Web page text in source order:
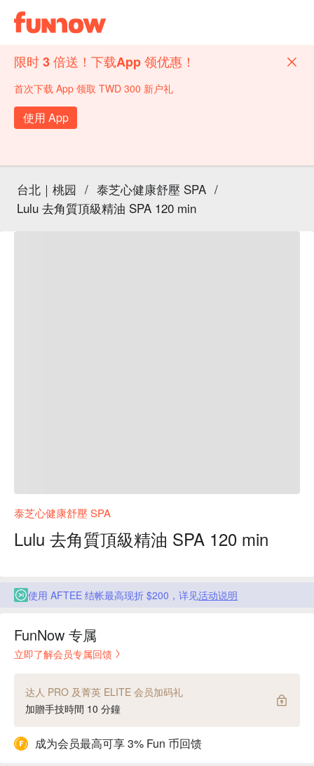
限时 3 倍送！下载App 领优惠！
首次下载 App 领取 TWD 300 新户礼
使用 App
台北｜桃园 / 泰芝心健康舒壓 SPA /
Lulu 去角質頂級精油 SPA 120 min
泰芝心健康舒壓 SPA
Lulu 去角質頂級精油 SPA 120 min
使用 AFTEE 结帐最高现折 $200，详见活动说明
FunNow 专属
立即了解会员专属回馈
达人 PRO 及菁英 ELITE 会员加码礼
加贈手技時間 10 分鐘
成为会员最高可享 3% Fun 币回馈